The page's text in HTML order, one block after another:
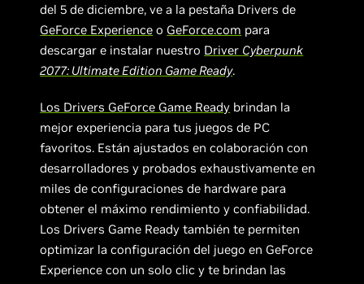
del 5 de diciembre, ve a la pestaña Drivers de
GeForce Experience o GeForce.com para
descargar e instalar nuestro Driver Cyberpunk
2077: Ultimate Edition Game Ready.
Los Drivers GeForce Game Ready brindan la
mejor experiencia para tus juegos de PC
favoritos. Están ajustados en colaboración con
desarrolladores y probados exhaustivamente en
miles de configuraciones de hardware para
obtener el máximo rendimiento y confiabilidad.
Los Drivers Game Ready también te permiten
optimizar la configuración del juego en GeForce
Experience con un solo clic y te brindan las